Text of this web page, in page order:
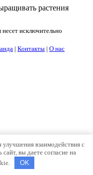
растения
исключительно
| Контакты | О нас
взаимодействия с
вы даете согласие на
OK